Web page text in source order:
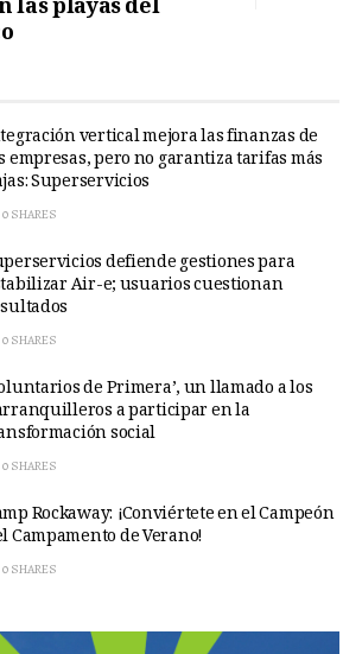
las playas del
vertical mejora las finanzas de
empresas, pero no garantiza tarifas más
Superservicios
0 SHARES
defiende gestiones para
Air-e; usuarios cuestionan
0 SHARES
de Primera’, un llamado a los
a participar en la
social
0 SHARES
Rockaway: ¡Conviértete en el Campeón
Campamento de Verano!
0 SHARES